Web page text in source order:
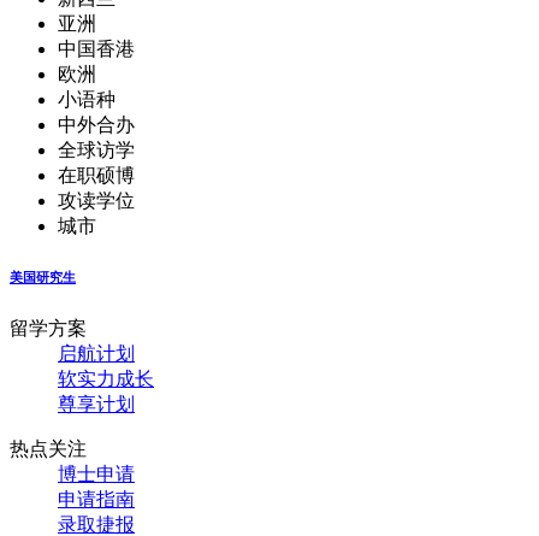
亚洲
中国香港
欧洲
小语种
中外合办
全球访学
在职硕博
攻读学位
城市
美国研究生
留学方案
启航计划
软实力成长
尊享计划
热点关注
博士申请
申请指南
录取捷报